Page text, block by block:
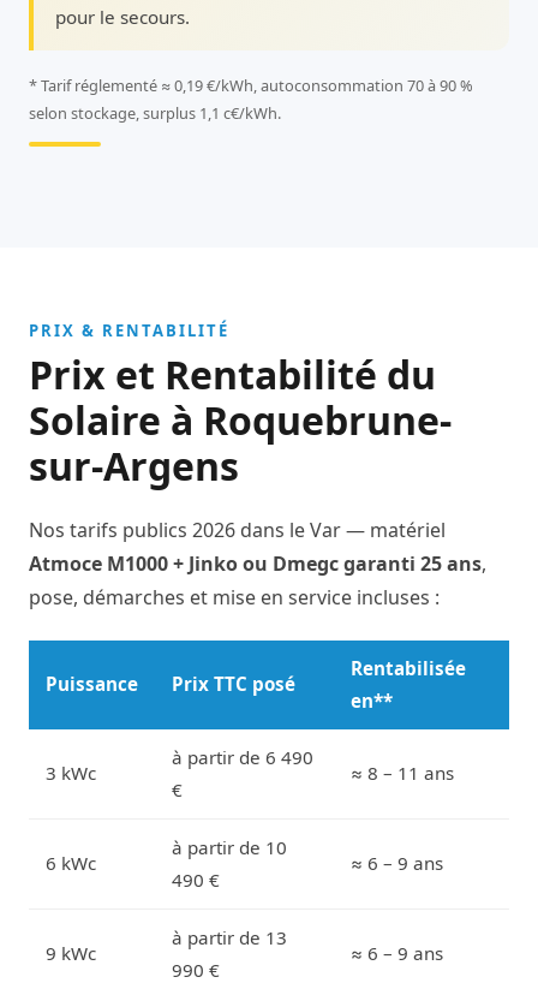
pour le secours.
* Tarif réglementé ≈ 0,19 €/kWh, autoconsommation 70 à 90 %
selon stockage, surplus 1,1 c€/kWh.
PRIX & RENTABILITÉ
Prix et Rentabilité du
Solaire à Roquebrune-
sur-Argens
Nos tarifs publics 2026 dans le Var — matériel
Atmoce M1000 + Jinko ou Dmegc garanti 25 ans,
pose, démarches et mise en service incluses :
Puissance Prix TTC posé
Rentabilisée
en**
3 kWc
à partir de 6 490
€
≈ 8 – 11 ans
6 kWc
à partir de 10
490 €
≈ 6 – 9 ans
9 kWc
à partir de 13
990 €
≈ 6 – 9 ans